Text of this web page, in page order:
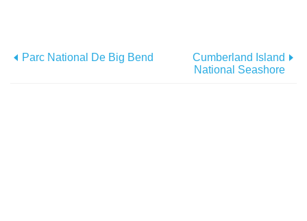
Parc National De Big Bend
Cumberland Island
National Seashore